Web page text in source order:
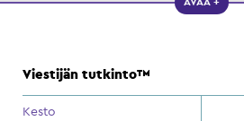
Viestijän tutkinto™
Kesto